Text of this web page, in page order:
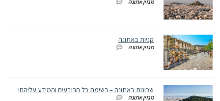
מגזין אתונה
קניות באתונה
מגזין אתונה
שכונות באתונה – רשימת כל הרובעים והמידע עליהם!
מגזין אתונה